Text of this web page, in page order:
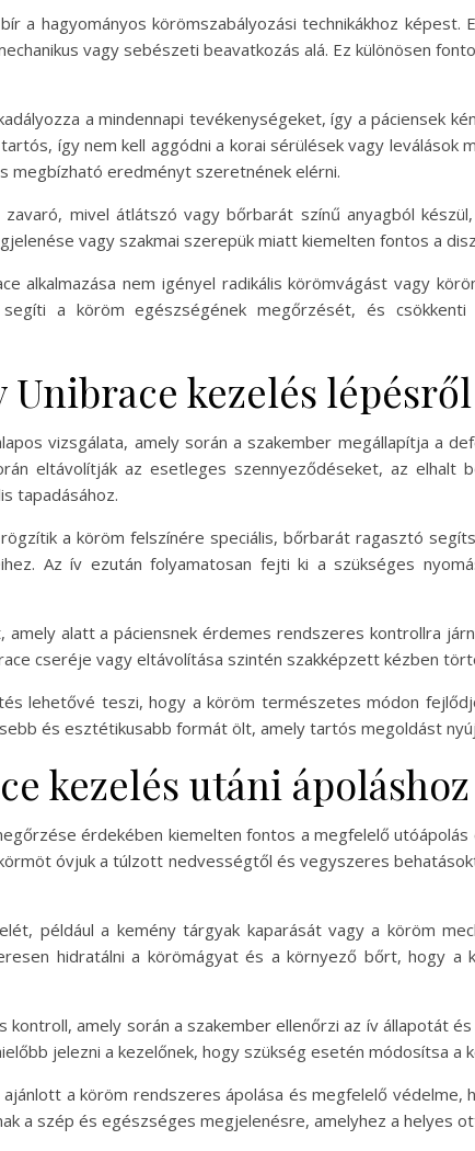
a hagyományos körömszabályozási technikákhoz
vagy sebészeti beavatkozás alá. Ez különösen
a mindennapi tevékenységeket, így a páciensek
így nem kell aggódni a korai sérülések vagy
megbízható eredményt szeretnének elérni.
mivel átlátszó vagy bőrbarát színű anyagból
vagy szakmai szerepük miatt kiemelten fontos a
alkalmazása nem igényel radikális körömvágást vagy
a köröm egészségének megőrzését, és csökkenti
kezelés
vizsgálata, amely során a szakember megállapítja a
eltávolítják az esetleges szennyeződéseket, az elhalt
tapadásához.
a köröm felszínére speciális, bőrbarát ragasztó
Az ív ezután folyamatosan fejti ki a szükséges
alatt a páciensnek érdemes rendszeres kontrollra
cseréje vagy eltávolítása szintén szakképzett kézben
lehetővé teszi, hogy a köröm természetes módon
és esztétikusabb formát ölt, amely tartós megoldást
kezelés utáni
érdekében kiemelten fontos a megfelelő
óvjuk a túlzott nedvességtől és vegyszeres
például a kemény tárgyak kaparását vagy a köröm
hidratálni a körömágyat és a környező bőrt, hogy a
amely során a szakember ellenőrzi az ív állapotát
jelezni a kezelőnek, hogy szükség esetén módosítsa a
a köröm rendszeres ápolása és megfelelő
a szép és egészséges megjelenésre, amelyhez a helyes